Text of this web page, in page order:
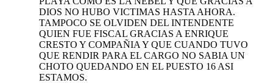
DIOS NO HUBO VICTIMAS HASTA AHORA.
TAMPOCO SE OLVIDEN DEL INTENDENTE
QUIEN FUE FISCAL GRACIAS A ENRIQUE
CRESTO Y COMPAÑIA Y QUE CUANDO TUVO
QUE RENDIR PARA EL CARGO NO SABIA UN
CHOTO QUEDANDO EN EL PUESTO 16 ASI
ESTAMOS.